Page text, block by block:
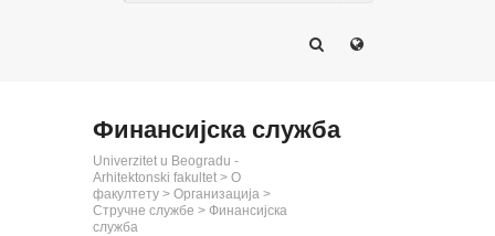
Финансијска служба
Univerzitet u Beogradu -
Arhitektonski fakultet > О
факултету > Организација >
Стручне службe > Финансијска
служба